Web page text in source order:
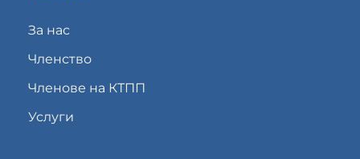
За нас
Членство
Членове на КТПП
Услуги